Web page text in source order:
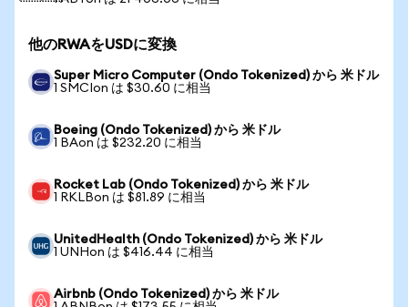
他のRWAをUSDに変換
Super Micro Computer (Ondo Tokenized) から 米ドル
1 SMCIon は $30.60 に相当
Boeing (Ondo Tokenized) から 米ドル
1 BAon は $232.20 に相当
Rocket Lab (Ondo Tokenized) から 米ドル
1 RKLBon は $81.89 に相当
UnitedHealth (Ondo Tokenized) から 米ドル
1 UNHon は $416.44 に相当
Airbnb (Ondo Tokenized) から 米ドル